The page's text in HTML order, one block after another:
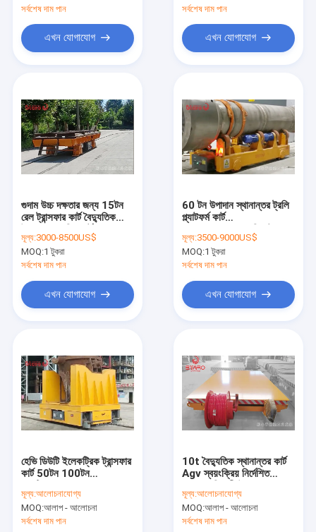
সর্বশেষ দাম পান
এখন যোগাযোগ
সর্বশেষ দাম পান
এখন যোগাযোগ
গুদাম উচ্চ দক্ষতার জন্য 15টন
রেল ট্রান্সফার কার্ট বৈদ্যুতিক
মূল্য:3000-8500US$
MOQ:1 টুকরা
সর্বশেষ দাম পান
এখন যোগাযোগ
60 টন উপাদান স্থানান্তর ট্রলি
প্ল্যাটফর্ম কার্ট
কন্ট্রোল
মূল্য:3500-9000US$
MOQ:1 টুকরা
সর্বশেষ দাম পান
এখন যোগাযোগ
হেভি ডিউটি ​​ইলেকট্রিক ট্রান্সফার
কার্ট 50টন 100টন
মূল্য:আলোচনাযোগ্য
MOQ:আলাপ - আলোচনা
সর্বশেষ দাম পান
10t বৈদ্যুতিক স্থানান্তর কার্ট
Agv স্বয়ংক্রিয় নির্দেশিত
মূল্য:আলোচনাযোগ্য
MOQ:আলাপ - আলোচনা
সর্বশেষ দাম পান